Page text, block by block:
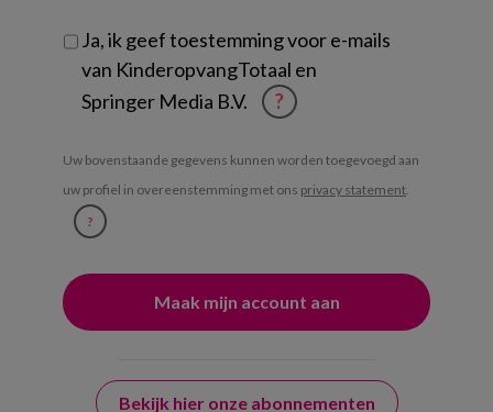
Ja, ik geef toestemming voor e-mails
van KinderopvangTotaal en
Springer Media B.V.
?
Uw bovenstaande gegevens kunnen worden toegevoegd aan
uw profiel in overeenstemming met ons privacy statement
?
Bekijk hier onze abonnementen